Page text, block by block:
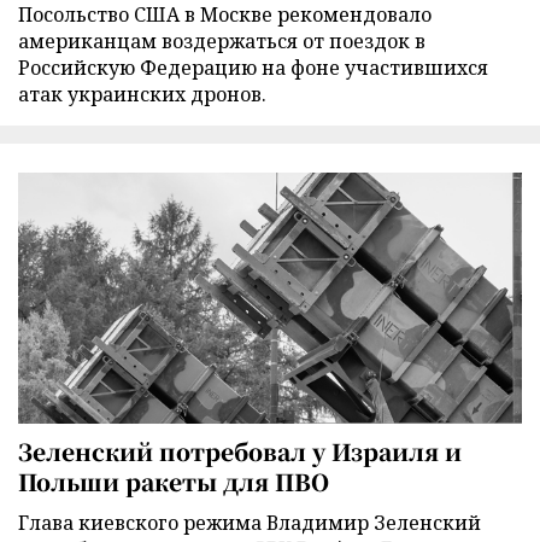
Посольство США в Москве рекомендовало
американцам воздержаться от поездок в
Российскую Федерацию на фоне участившихся
атак украинских дронов.
Зеленский потребовал у Израиля и
Польши ракеты для ПВО
Глава киевского режима Владимир Зеленский